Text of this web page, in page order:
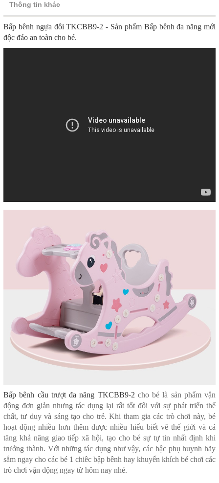
Thông tin khác
Bấp bênh ngựa đôi TKCBB9-2 - Sản phẩm Bấp bênh đa năng mới
độc đáo an toàn cho bé.
Bấp bênh cầu trượt đa năng TKCBB9-2 cho bé là sản phẩm vận
động đơn giản nhưng tác dụng lại rất tốt đối với sự phát triển thể
chất, tư duy và sáng tạo cho trẻ. Khi tham gia các trò chơi này, bé
hoạt động nhiều hơn thêm được nhiều hiểu biết vê thế giới và cả
tăng khả năng giao tiếp xã hội, tạo cho bé sự tự tin nhất định khi
trưởng thành. Với những tác dụng như vậy, các bậc phụ huynh hãy
sắm ngay cho các bé 1 chiêc bập bênh hay khuyến khích bé chơi các
trò chơi vận động ngay từ hôm nay nhé.